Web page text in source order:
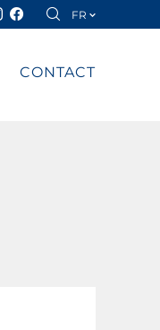
FR
CONTACT